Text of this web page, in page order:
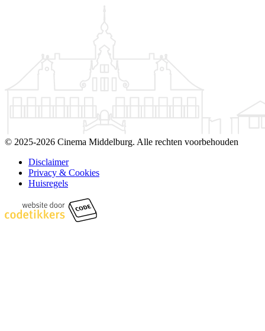
© 2025-2026 Cinema Middelburg. Alle rechten voorbehouden
Disclaimer
Privacy & Cookies
Huisregels